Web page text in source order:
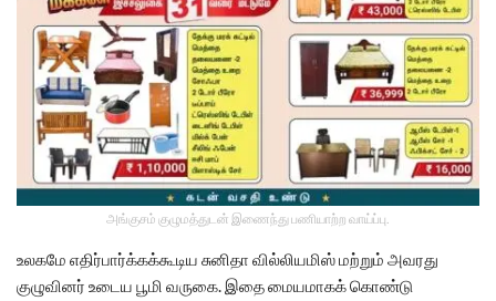
அங்குசம் குழுமத்துடன் இணைந்து பணியாற்ற வாய்ப்பு.
உலகமே எதிர்பார்க்கக்கூடிய சுனிதா வில்லியமிஸ் மற்றும் அவரது
குழுவினர் உடைய பூமி வருகை. இதை மையமாகக் கொண்டு